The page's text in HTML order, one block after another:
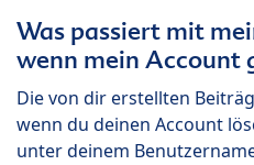
Was passiert mit
wenn mein Account
Die von dir erstellten
wenn du deinen Account
unter deinem